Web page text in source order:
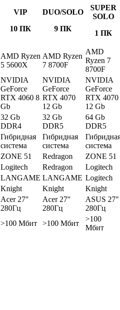
VIP
10 ПК
DUO/SOLO
9 ПК
SUPER
SOLO
1 ПК
AMD Ryzen
5 5600X
AMD Ryzen
7 8700F
AMD
Ryzen 7
8700F
NVIDIA
GeForce
RTX 4060 8
Gb
NVIDIA
GeForce
RTX 4070
12 Gb
NVIDIA
GeForce
RTX 4070
12 Gb
32 Gb
DDR4
32 Gb
DDR5
64 Gb
DDR5
Гибридная
система
Гибридная
система
система
ZONE 51 Redragon
ZONE 51
Logitech Redragon
Logitech
LANGAME LANGAME Logitech
Knight Knight
Knight
Acer 27"
280Гц
Acer 27"
280Гц
ASUS 27"
280Гц
>100 Мбит >100 Мбит
>100
Мбит